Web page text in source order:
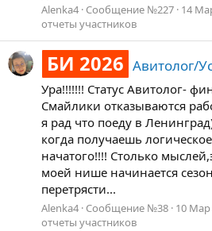
Alenka4 Сообщение №227 14
отчеты участников
БИ 2026 Авитолог/
Ура!!!!!!! Статус Авитолог-
Смайлики отказываются
я рад что поеду в
когда получаешь
начатого!!!! Столько
моей нише начинается
перетрясти...
Alenka4 Сообщение №38 10 Мар
отчеты участников